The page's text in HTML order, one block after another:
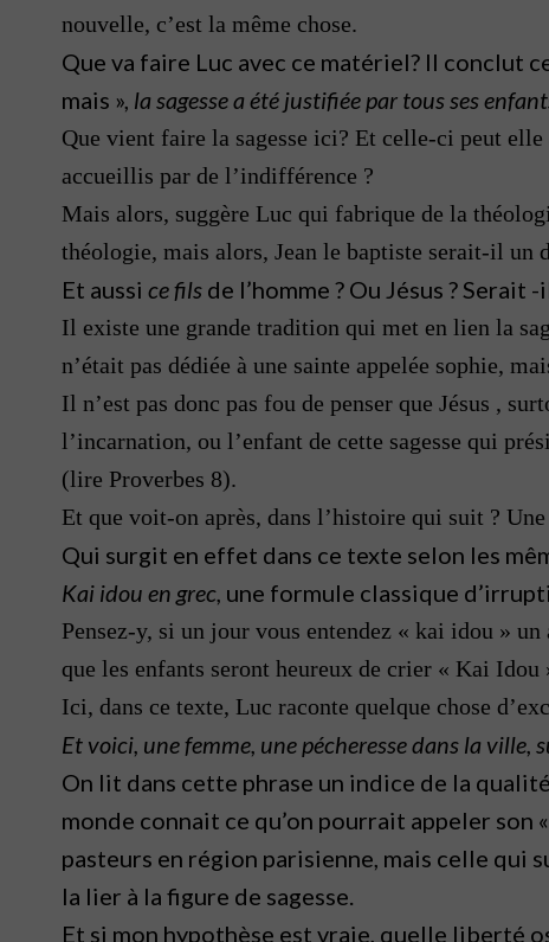
nouvelle, c’est la même chose.
Que va faire Luc avec ce matériel? Il conclut
mais », la sagesse a été justifiée par tous ses
Que vient faire la sagesse ici? Et celle-ci peut
accueillis par de l’indifférence ?
Mais alors, suggère Luc qui fabrique de la
théologie, mais alors, Jean le baptiste serait-il un
Et aussi ce fils de l’homme ? Ou Jésus ?
Il existe une grande tradition qui met en lien la
n’était pas dédiée à une sainte appelée sophie,
Il n’est pas donc pas fou de penser que Jésus ,
l’incarnation, ou l’enfant de cette sagesse qui
(lire Proverbes 8).
Et que voit-on après, dans l’histoire qui suit ?
Qui surgit en effet dans ce texte selon les
Kai idou en grec, une formule classique
Pensez-y, si un jour vous entendez « kai idou »
que les enfants seront heureux de crier « Kai Idou
Ici, dans ce texte, Luc raconte quelque chose
Et voici, une femme, une pécheresse dans la ville,
On lit dans cette phrase un indice de la
monde connait ce qu’on pourrait appeler son
pasteurs en région parisienne, mais celle qui
la lier à la figure de sagesse.
Et si mon hypothèse est vraie, quelle liberté